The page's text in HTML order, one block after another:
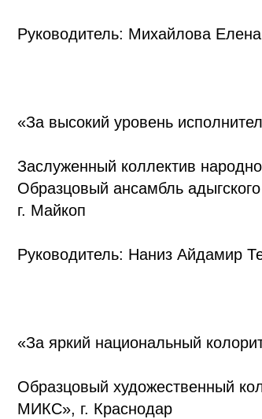
Руководитель: Михайлова
«За высокий уровень
Заслуженный коллектив
Образцовый ансамбль
г. Майкоп
Руководитель: Наниз Айдамир
«За яркий национальный
Образцовый художественный
МИКС», г. Краснодар